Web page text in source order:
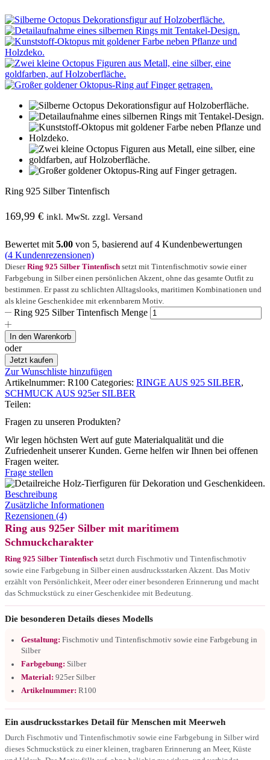
Ring 925 Silber Tintenfisch
169,99 € inkl. MwSt. zzgl. Versand
Bewertet mit 5.00 von 5, basierend auf4 Kundenbewertungen
(4 Kundenrezensionen)
DieserRing 925 Silber Tintenfisch setzt mit Tintenfischmotiv sowie einer
Farbgebung in Silber einen persönlichen Akzent, ohne das gesamte Outfit zu
bestimmen. Er passt zu schlichten Alltagslooks, maritimen Kombinationen und
als kleine Geschenkidee mit erkennbarem Motiv.
Ring 925 Silber Tintenfisch Menge
In den Warenkorb
oder
Jetzt kaufen
Zur Wunschliste hinzufügen
Artikelnummer: R100 Categories: RINGE AUS 925 SILBER,
SCHMUCK AUS 925er SILBER
Teilen:
Fragen zu unseren Produkten?
Wir legen höchsten Wert auf gute Materialqualität und die
Zufriedenheit unserer Kunden. Gerne helfen wir Ihnen bei offenen
Fragen weiter.
Frage stellen
Beschreibung
Zusätzliche Informationen
Rezensionen (4)
Ring aus 925er Silber mit maritimem
Schmuckcharakter
Ring 925 Silber Tintenfisch setzt durch Fischmotiv und Tintenfischmotiv
sowie eine Farbgebung in Silber einen ausdrucksstarken Akzent. Das Motiv
erzählt von Persönlichkeit, Meer oder einer besonderen Erinnerung und macht
das Schmuckstück zu einer Geschenkidee mit Bedeutung.
Die besonderen Details dieses Modells
Gestaltung: Fischmotiv und Tintenfischmotiv sowie eine Farbgebung in
Silber
Farbgebung: Silber
Material: 925er Silber
Artikelnummer: R100
Ein ausdrucksstarkes Detail für Menschen mit Meerweh
Durch Fischmotiv und Tintenfischmotiv sowie eine Farbgebung in Silber wird
dieses Schmuckstück zu einer kleinen, tragbaren Erinnerung an Meer, Küste